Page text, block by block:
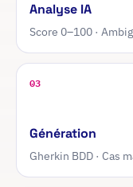
Analyse IA
Score 0–100 ·
03
Génération
Gherkin BDD · Cas